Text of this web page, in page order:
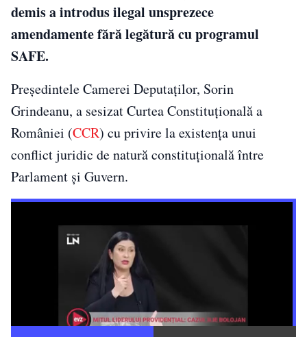
demis a introdus ilegal unsprezece
amendamente fără legătură cu programul
SAFE.
Președintele Camerei Deputaților, Sorin
Grindeanu, a sesizat Curtea Constituțională a
României (CCR) cu privire la existența unui
conflict juridic de natură constituțională între
Parlament și Guvern.